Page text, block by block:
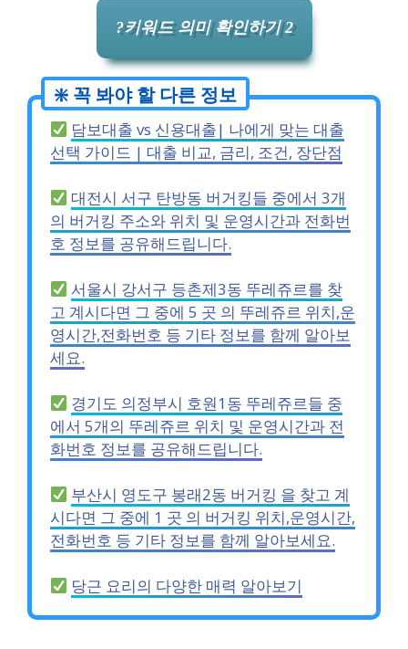
?키워드 의미 확인하기 2
담보대출 vs 신용대출| 나에게 맞는 대출
선택 가이드 | 대출 비교, 금리, 조건, 장단점
대전시 서구 탄방동 버거킹들 중에서 3개
의 버거킹 주소와 위치 및 운영시간과 전화번
호 정보를 공유해드립니다.
서울시 강서구 등촌제3동 뚜레쥬르를 찾
고 계시다면 그 중에 5 곳 의 뚜레쥬르 위치,운
영시간,전화번호 등 기타 정보를 함께 알아보
세요.
경기도 의정부시 호원1동 뚜레쥬르들 중
에서 5개의 뚜레쥬르 위치 및 운영시간과 전
화번호 정보를 공유해드립니다.
부산시 영도구 봉래2동 버거킹 을 찾고 계
시다면 그 중에 1 곳 의 버거킹 위치,운영시간,
전화번호 등 기타 정보를 함께 알아보세요.
당근 요리의 다양한 매력 알아보기